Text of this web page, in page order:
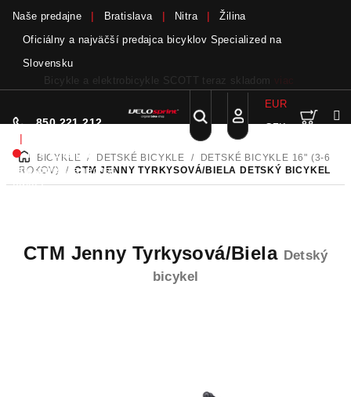
obsah
Naše predajne Bratislava Nitra
Žilina
Oficiálny a najväčší predajca bicyklov Specialized na
Slovensku
Bicykle a elektrobicykle SCOTT teraz skladom
850 221 212
|
Nie sme pri
telefóne. Zanechať
odkaz
Hľadať
Prihlásenie
EUR
CZK
DOMOVBICYKLE / DETSKÉ BICYKLE /
DETSKÉ BICYKLE 16" (3-6
ROKOV)
/ CTM JENNY TYRKYSOVÁ/BIELA DETSKÝ BICYKEL
CTM Jenny Tyrkysová/Biela Detský
bicykel